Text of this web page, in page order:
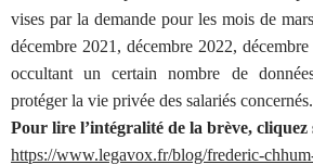
vises par la demande pour les mois de
décembre 2021, décembre 2022,
occultant un certain nombre de
protéger la vie privée des salariés concernés.
Pour lire l’intégralité de la brève, cliquez
https://www.legavox.fr/blog/frederic-